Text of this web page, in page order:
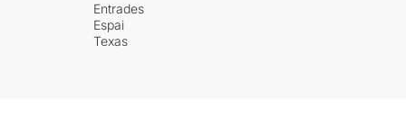
Entrades
Espai
Texas